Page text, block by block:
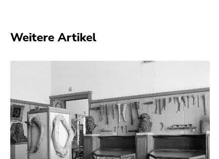
Weitere Artikel